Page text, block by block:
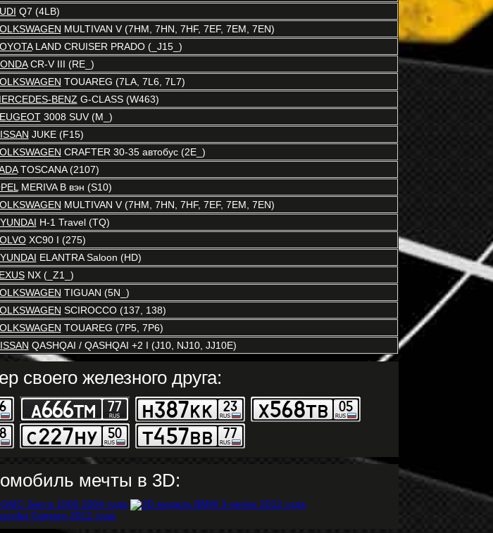
Q7 (4LB)
MULTIVAN V (7HM, 7HN, 7HF, 7EF, 7EM, 7EN)
LAND CRUISER PRADO (_J15_)
CR-V III (RE_)
TOUAREG (7LA, 7L6, 7L7)
BENZ G-CLASS (W463)
3008 SUV (M_)
JUKE (F15)
CRAFTER 30-35 автобус (2E_)
TOSCANA (2107)
MERIVA B вэн (S10)
MULTIVAN V (7HM, 7HN, 7HF, 7EF, 7EM, 7EN)
H-1 Travel (TQ)
XC90 I (275)
ELANTRA Saloon (HD)
NX (_Z1_)
TIGUAN (5N_)
SCIROCCO (137, 138)
TOUAREG (7P5, 7P6)
QASHQAI / QASHQAI +2 I (J10, NJ10, JJ10E)
своего железного друга:
мечты в 3D: